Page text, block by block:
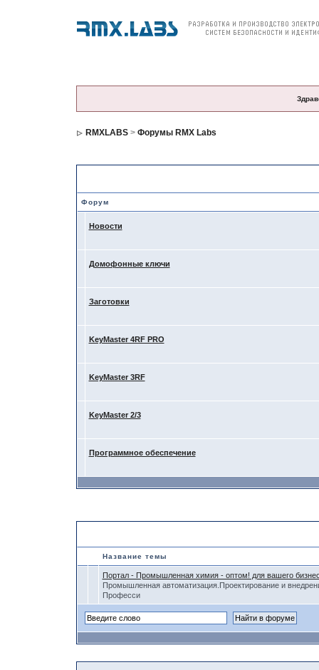
RMXLABS> Форумы RMX Labs
Форум
Новости
Домофонные ключи
Заготовки
KeyMaster 4RF PRO
KeyMaster 3RF
KeyMaster 2/3
Программное обеспечение
Название темы
Портал - Промышленная химия - оптом! для вашего
Промышленная автоматизация.Проектирование и
Професси